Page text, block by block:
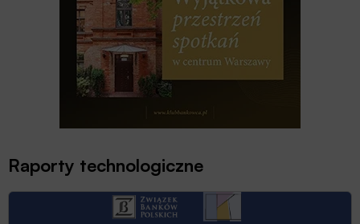
Raporty technologiczne